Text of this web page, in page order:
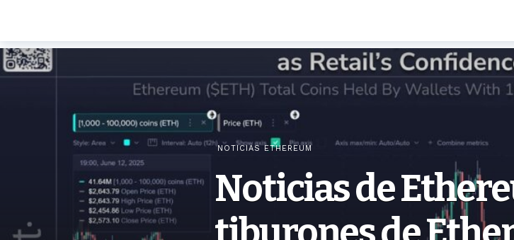
NOTICIAS ETHEREUM
Noticias de